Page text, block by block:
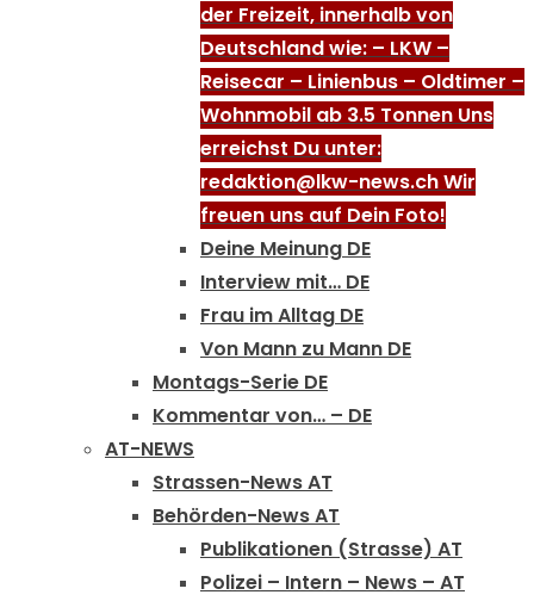
der Freizeit, innerhalb von
Deutschland wie: – LKW –
Reisecar – Linienbus – Oldtimer –
Wohnmobil ab 3.5 Tonnen Uns
erreichst Du unter:
redaktion@lkw-news.ch Wir
freuen uns auf Dein Foto!
Deine Meinung DE
Interview mit… DE
Frau im Alltag DE
Von Mann zu Mann DE
Montags-Serie DE
Kommentar von… – DE
AT-NEWS
Strassen-News AT
Behörden-News AT
Publikationen (Strasse) AT
Polizei – Intern – News – AT